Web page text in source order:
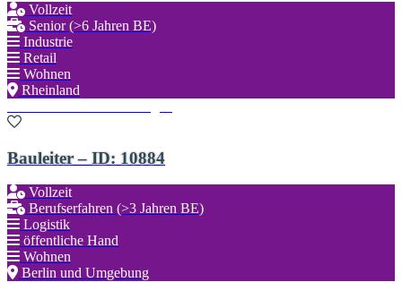
Vollzeit
Senior (>6 Jahren BE)
Industrie
Retail
Wohnen
Rheinland
Bauleiter – ID: 10884
Vollzeit
Berufserfahren (>3 Jahren BE)
Logistik
öffentliche Hand
Wohnen
Berlin und Umgebung